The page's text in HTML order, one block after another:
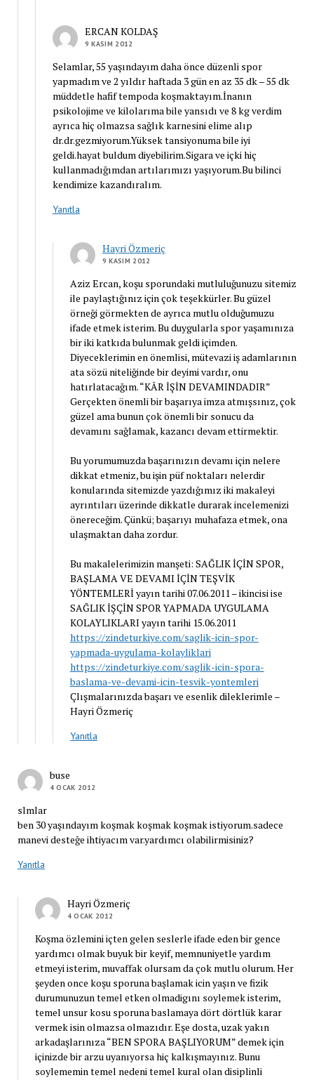
ERCAN KOLDAŞ
9 KASIM 2012
Selamlar, 55 yaşındayım daha önce düzenli spor
yapmadım ve 2 yıldır haftada 3 gün en az 35 dk – 55 dk
müddetle hafif tempoda koşmaktayım.İnanın
psikolojime ve kilolarıma bile yansıdı ve 8 kg verdim
ayrıca hiç olmazsa sağlık karnesini elime alıp
dr.dr.gezmiyorum.Yüksek tansiyonuma bile iyi
geldi.hayat buldum diyebilirim.Sigara ve içki hiç
kullanmadığımdan artılarımızı yaşıyorum.Bu bilinci
kendimize kazandıralım.
Yanıtla
Hayri Özmeriç
9 KASIM 2012
Aziz Ercan, koşu sporundaki mutluluğunuzu sitemiz
ile paylaştığınız için çok teşekkürler. Bu güzel
örneği görmekten de ayrıca mutlu olduğumuzu
ifade etmek isterim. Bu duygularla spor yaşamınıza
bir iki katkıda bulunmak geldi içimden.
Diyeceklerimin en önemlisi, mütevazi iş adamlarının
ata sözü niteliğinde bir deyimi vardır, onu
hatırlatacağım. “KÂR İŞİN DEVAMINDADIR”
Gerçekten önemli bir başarıya imza atmışsınız, çok
güzel ama bunun çok önemli bir sonucu da
devamını sağlamak, kazancı devam ettirmektir.
Bu yorumumuzda başarınızın devamı için nelere
dikkat etmeniz, bu işin püf noktaları nelerdir
konularında sitemizde yazdığımız iki makaleyi
ayrıntıları üzerinde dikkatle durarak incelemenizi
önereceğim. Çünkü; başarıyı muhafaza etmek, ona
ulaşmaktan daha zordur.
Bu makalelerimizin manşeti: SAĞLIK İÇİN SPOR,
BAŞLAMA VE DEVAMI İÇİN TEŞVİK
YÖNTEMLERİ yayın tarihi 07.06.2011 – ikincisi ise
SAĞLIK İŞÇİN SPOR YAPMADA UYGULAMA
KOLAYLIKLARI yayın tarihi 15.06.2011
https://zindeturkiye.com/saglik-icin-spor-
yapmada-uygulama-kolayliklari
https://zindeturkiye.com/saglik-icin-spora-
baslama-ve-devami-icin-tesvik-yontemleri
Çlışmalarınızda başarı ve esenlik dileklerimle –
Hayri Özmeriç
Yanıtla
buse
4 OCAK 2012
slmlar
ben 30 yaşındayım koşmak koşmak koşmak istiyorum.sadece
manevi desteğe ihtiyacım var.yardımcı olabilirmisiniz?
Yanıtla
Hayri Özmeriç
4 OCAK 2012
Koşma özlemini içten gelen seslerle ifade eden bir gence
yardımcı olmak buyuk bir keyif, memnuniyetle yardım
etmeyi isterim, muvaffak olursam da çok mutlu olurum. Her
şeyden once koşu sporuna başlamak icin yaşın ve fizik
durumunuzun temel etken olmadigını soylemek isterim,
temel unsur kosu sporuna baslamaya dört dörtlük karar
vermek isin olmazsa olmazıdır. Eşe dosta, uzak yakın
arkadaşlarınıza “BEN SPORA BAŞLIYORUM” demek için
içinizde bir arzu uyanıyorsa hiç kalkışmayınız. Bunu
soylememin temel nedeni temel kural olan disiplinli